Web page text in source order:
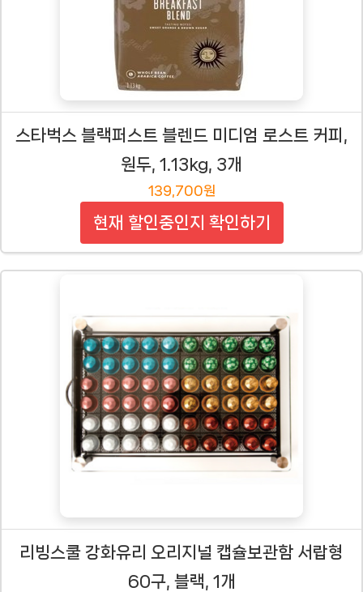
스타벅스 블랙퍼스트 블렌드 미디엄 로스트 커피,
원두, 1.13kg, 3개
139,700원
현재 할인중인지 확인하기
리빙스쿨 강화유리 오리지널 캡슐보관함 서랍형
60구, 블랙, 1개